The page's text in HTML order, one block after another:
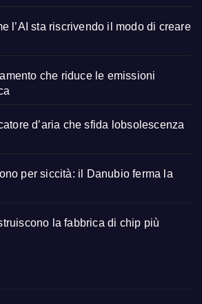
l’AI sta riscrivendo il modo di creare
che riduce le emissioni
d’aria che sfida lobsolescenza
per siccità: il Danubio ferma la
la fabbrica di chip più